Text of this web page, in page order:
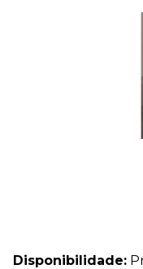
Disponibilidade: